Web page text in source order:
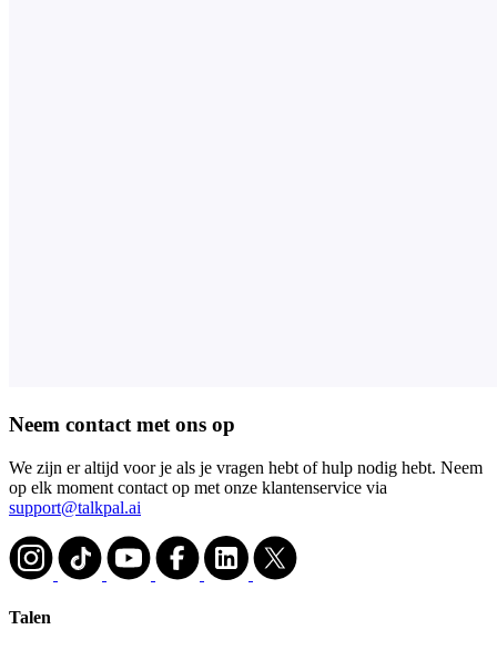
Neem contact met ons op
We zijn er altijd voor je als je vragen hebt of hulp nodig hebt. Neem
op elk moment contact op met onze klantenservice via
support@talkpal.ai
Talen